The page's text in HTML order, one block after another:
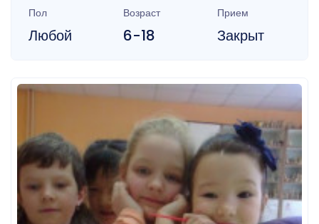
Пол
Любой
Возраст
6-18
Прием
Закрыт